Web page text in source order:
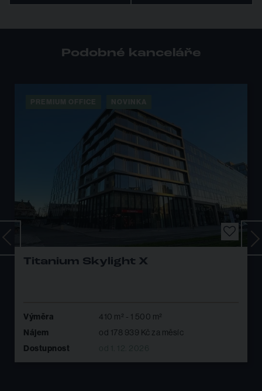
Podobné kanceláře
Titanium Skylight X
Výměra 410 m² - 1 500 m²
Nájem od 178 939 Kč za měsíc
Dostupnost